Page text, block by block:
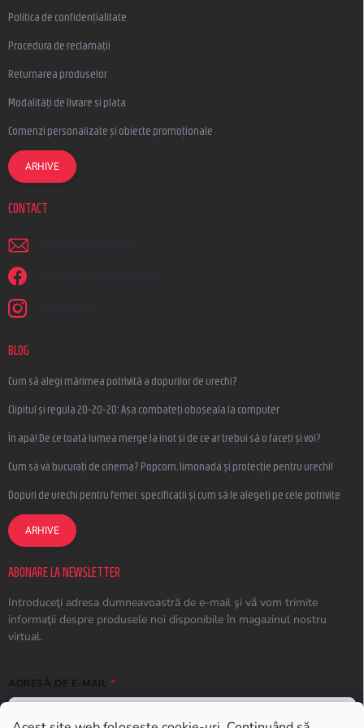
Politica de confidențialitate
Procedura de reclamații
Returnarea produselor
Modalități de livrare si plata
Comenzi personalizate și obiecte promoționale
ARHIVE
CONTACT
scrieti @ earplugs.ro
Suntem și pe Facebook!
earplugs.ro
BLOG
Cum să alegi mărimea potrivită a dopurilor de urechi?
Clipitul și regula 20-20-20: Așa combateți oboseala la computer
În apă! De ce toată lumea merge la înot și de ce ar trebui să o faceți și voi?
Cum să vă bucurați de cinema? Popcorn, limonadă și protecție pentru urechi!
Dopuri de urechi pentru femei: specificații și cum să le alegeți pe cele potrivite
ARHIVE
ABONARE LA NEWSLETTER
Introduceţi adresa dumneavoastră de e-mail şi vă vom trimite
informaţii despre produsele noi disponibile în magazinul nostru
virtual.
ADRESĂ DE E-MAIL